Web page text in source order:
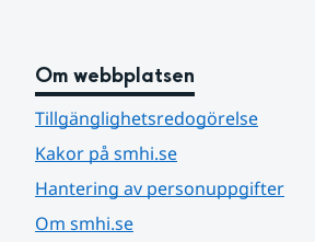
Om webbplatsen
Tillgänglighetsredogörelse
Kakor på smhi.se
Hantering av personuppgifter
Om smhi.se